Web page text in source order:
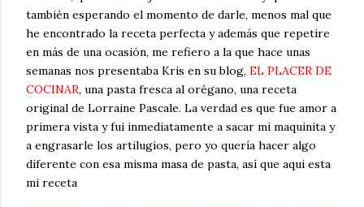
también esperando el momento de darle, menos mal que
he encontrado la receta perfecta y además que repetire
en más de una ocasión, me refiero a la que hace unas
semanas nos presentaba Kris en su blog, EL PLACER DE
COCINAR, una pasta fresca al orégano, una receta
original de Lorraine Pascale. La verdad es que fue amor a
primera vista y fui inmediatamente a sacar mi maquinita y
a engrasarle los artilugios, pero yo quería hacer algo
diferente con esa misma masa de pasta, así que aqui esta
mi receta